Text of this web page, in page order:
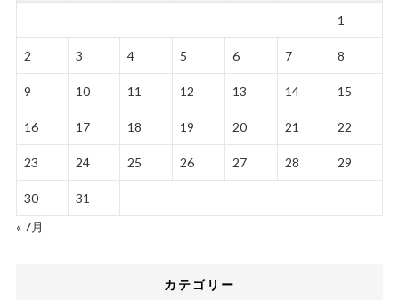
1
2 3 4 5 6 7 8
9 10 11 12 13 14 15
16 17 18 19 20 21 22
23 24 25 26 27 28 29
30
31
« 7月
カテゴリー